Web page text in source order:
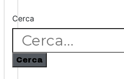
Cerca
Cerca